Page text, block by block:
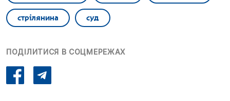
стрілянина суд
ПОДІЛИТИСЯ В СОЦМЕРЕЖАХ